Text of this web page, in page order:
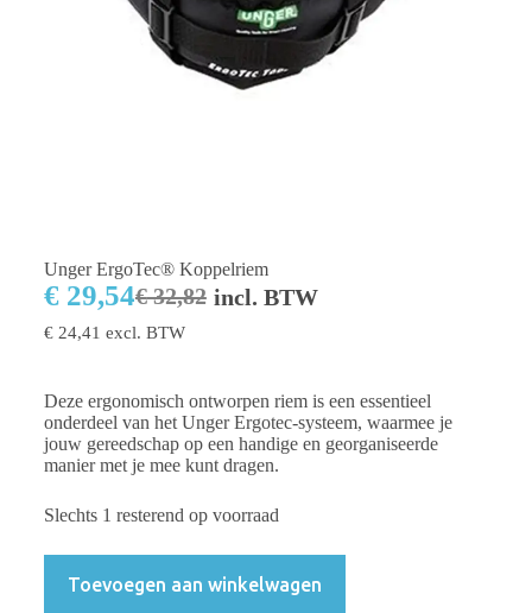
Unger ErgoTec® Koppelriem
€32,82
€29,54 incl. BTW
€24,41 excl. BTW
Deze ergonomisch ontworpen riem is een essentieel
onderdeel van het Unger Ergotec-systeem, waarmee je
jouw gereedschap op een handige en georganiseerde
manier met je mee kunt dragen.
Slechts 1 resterend op voorraad
Toevoegen aan winkelwagen